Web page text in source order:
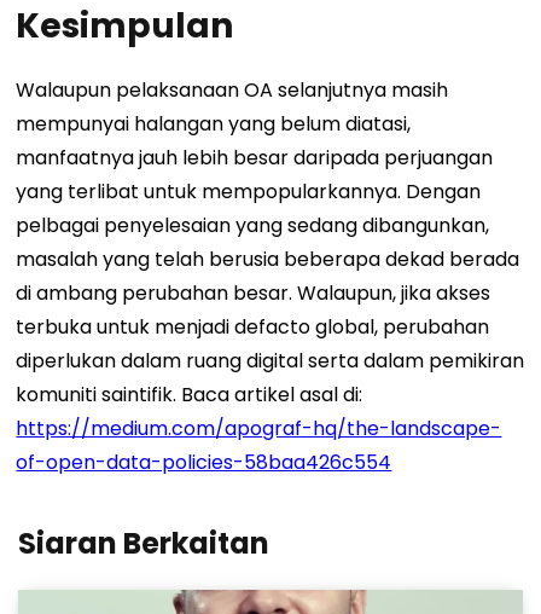
Kesimpulan
Walaupun pelaksanaan OA selanjutnya masih
mempunyai halangan yang belum diatasi,
manfaatnya jauh lebih besar daripada perjuangan
yang terlibat untuk mempopularkannya. Dengan
pelbagai penyelesaian yang sedang dibangunkan,
masalah yang telah berusia beberapa dekad berada
di ambang perubahan besar. Walaupun, jika akses
terbuka untuk menjadi defacto global, perubahan
diperlukan dalam ruang digital serta dalam pemikiran
komuniti saintifik. Baca artikel asal di:
https://medium.com/apograf-hq/the-landscape-
of-open-data-policies-58baa426c554
Siaran Berkaitan